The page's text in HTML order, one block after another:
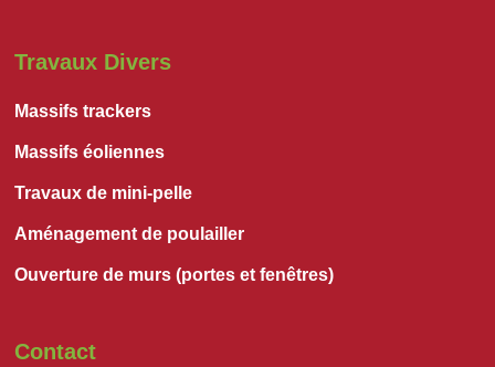
Travaux Divers
Massifs trackers
Massifs éoliennes
Travaux de mini-pelle
Aménagement de poulailler
Ouverture de murs (portes et fenêtres)
Contact